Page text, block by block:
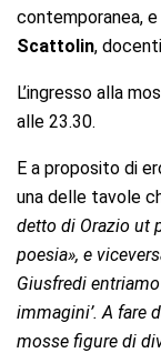
contemporanea, e
Scattolin,
L’ingresso alla
alle 23.30.
E a proposito di
una delle tavole
detto di Orazio ut
poesia», e
Giusfredi
immagini’. A fare
mosse figure di